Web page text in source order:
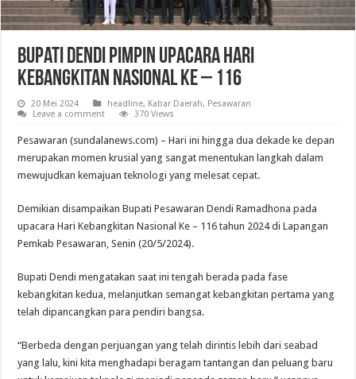
Bupati Dendi Pimpin Upacara Hari
Kebangkitan Nasional Ke – 116
20 Mei 2024 headline, Kabar Daerah, Pesawaran
Leave a comment
370 Views
Pesawaran (sundalanews.com) – Hari ini hingga dua dekade ke depan
merupakan momen krusial yang sangat menentukan langkah dalam
mewujudkan kemajuan teknologi yang melesat cepat.
Demikian disampaikan Bupati Pesawaran Dendi Ramadhona pada
upacara Hari Kebangkitan Nasional Ke – 116 tahun 2024 di Lapangan
Pemkab Pesawaran, Senin (20/5/2024).
Bupati Dendi mengatakan saat ini tengah berada pada fase
kebangkitan kedua, melanjutkan semangat kebangkitan pertama yang
telah dipancangkan para pendiri bangsa.
“Berbeda dengan perjuangan yang telah dirintis lebih dari seabad
yang lalu, kini kita menghadapi beragam tantangan dan peluang baru